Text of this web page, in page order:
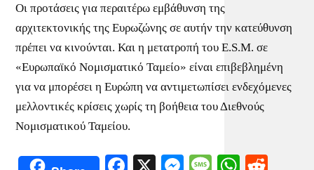
Οι προτάσεις για περαιτέρω εμβάθυνση της
αρχιτεκτονικής της Ευρωζώνης σε αυτήν την κατεύθυνση
πρέπει να κινούνται. Και η μετατροπή του E.S.M. σε
«Ευρωπαϊκό Νομισματικό Ταμείο» είναι επιβεβλημένη
για να μπορέσει η Ευρώπη να αντιμετωπίσει ενδεχόμενες
μελλοντικές κρίσεις χωρίς τη βοήθεια του Διεθνούς
Νομισματικού Ταμείου.